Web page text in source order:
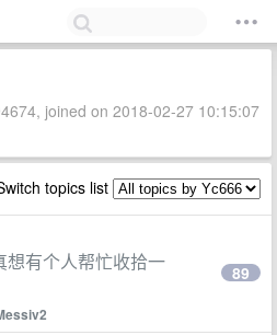
joined on 2018-02-27 10:15:07
topics list
有个人帮忙收拾一
89